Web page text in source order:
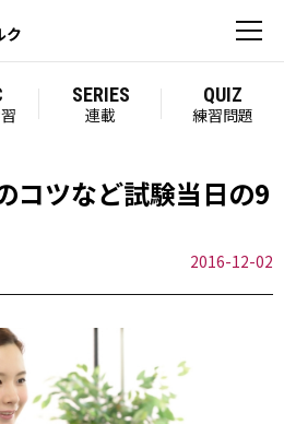
ク
SERIES
連載
QUIZ
練習問題
コツなど試験当日の9
2016-12-02